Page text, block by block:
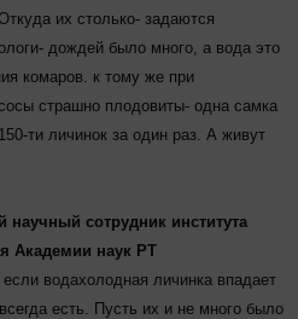
их столько- задаются
дождей было много, а вода это
комаров. к тому же при
страшно плодовиты- одна самка
ти личинок за один раз. А живут
научный сотрудник института
Академии наук РТ
водахолодная личинка впадает
есть. Пусть их и не много было